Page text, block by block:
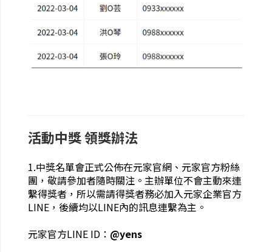
活動中獎 領獎辦法
1.中獎名單會正式公佈在元家官網、元家官方粉絲
團，敬請參加者隨時關注。主辦單位不會主動來連
繫得獎者，所以需請得獎者務必加入元家企業官方
LINE，後續均以LINE內的訊息連繫為主。
元家官方LINE ID： @yens